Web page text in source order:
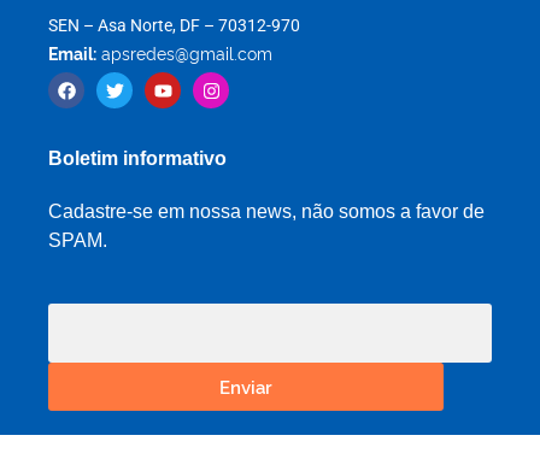
SEN – Asa Norte, DF – 70312-970
Email: apsredes@gmail.com
Boletim informativo
Cadastre-se em nossa news, não somos a favor de
SPAM.
Enviar